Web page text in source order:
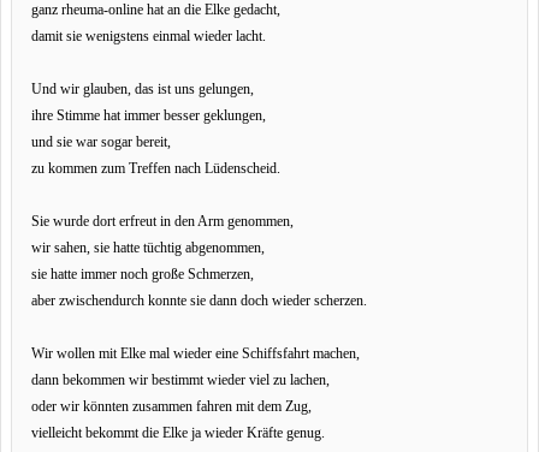
ganz rheuma-online hat an die Elke gedacht,
damit sie wenigstens einmal wieder lacht.
Und wir glauben, das ist uns gelungen,
ihre Stimme hat immer besser geklungen,
und sie war sogar bereit,
zu kommen zum Treffen nach Lüdenscheid.
Sie wurde dort erfreut in den Arm genommen,
wir sahen, sie hatte tüchtig abgenommen,
sie hatte immer noch große Schmerzen,
aber zwischendurch konnte sie dann doch wieder scherzen.
Wir wollen mit Elke mal wieder eine Schiffsfahrt machen,
dann bekommen wir bestimmt wieder viel zu lachen,
oder wir könnten zusammen fahren mit dem Zug,
vielleicht bekommt die Elke ja wieder Kräfte genug.